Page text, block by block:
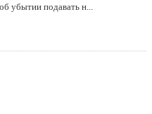
убытии подавать н...